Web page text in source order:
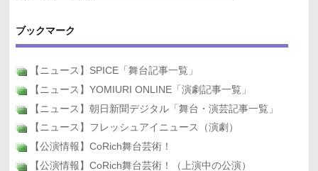
ブックマーク
【ニュース】SPICE「舞台記事一覧」
【ニュース】YOMIURI ONLINE「演劇記事一覧」
【ニュース】朝日新聞デジタル「舞台・演芸記事一覧」
【ニュース】フレッシュアイニュース（演劇）
【公演情報】CoRich舞台芸術！
【公演情報】CoRich舞台芸術！（上演中の公演）